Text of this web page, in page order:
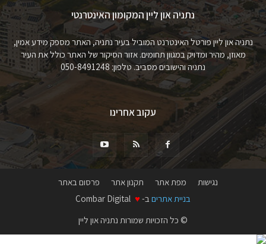
נתניה און ליין המקומון האינטרנטי
נתניה און ליין פורטל האינטרנט המוביל בעיר נתניה, האתר מספק מידע אמין,
מאוזן, מהיר ומדויק במגוון תחומים. אזור הסיקור של האתר כולל את העיר
נתניה והישובים מסביב. טלפון: 050-8491248
עקוב אחרינו
נגישות מפת אתר תקנון אתר
פרסום באתר
בניית אתרים ב- ♥
© כל הזכויות שמורות נתניה און ליין